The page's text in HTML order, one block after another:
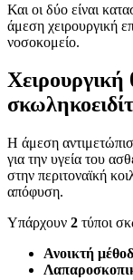
Και οι δύο είναι
άμεση χειρουργική
νοσοκομείο.
Χειρουργική
Η άμεση
για την υγεία του
στην περιτοναϊκή
απόφυση.
Υπάρχουν 2 τύποι
Ανοικτή